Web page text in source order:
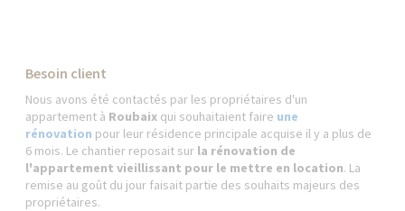
Besoin client
Nous avons été contactés par les propriétaires d'un
appartement à Roubaix qui souhaitaient faire une
rénovation pour leur résidence principale acquise il y a plus de
6 mois. Le chantier reposait sur la rénovation de
l'appartement vieillissant pour le mettre en location. La
remise au goût du jour faisait partie des souhaits majeurs des
propriétaires.